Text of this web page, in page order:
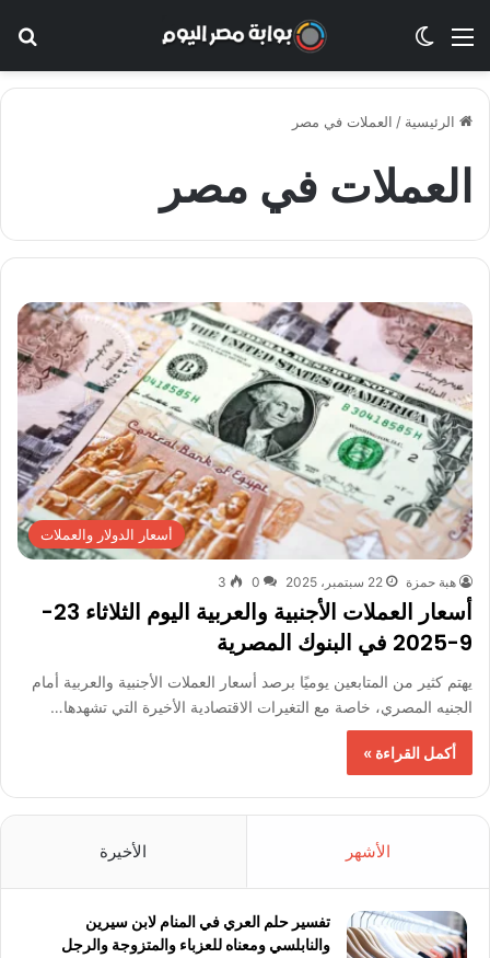
القائمة الوضع المظلم
الرئيسية / العملات في مصر
العملات في مصر
أسعار الدولار والعملات
هبة حمزة 22 سبتمبر، 2025 0
3
أسعار العملات الأجنبية والعربية اليوم الثلاثاء 23-
9-2025 في البنوك المصرية
يهتم كثير من المتابعين يوميًا برصد أسعار العملات الأجنبية والعربية أمام
الجنيه المصري، خاصة مع التغيرات الاقتصادية الأخيرة التي تشهدها…
أكمل القراءة »
الأشهر الأخيرة
تفسير حلم العري في المنام لابن سيرين
والنابلسي ومعناه للعزباء والمتزوجة والرجل